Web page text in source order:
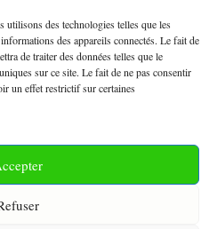
des technologies telles que les
des appareils connectés. Le fait de
de traiter des données telles que le
sur ce site. Le fait de ne pas consentir
un effet restrictif sur certaines
Boudon, 75016, Paris
Vente